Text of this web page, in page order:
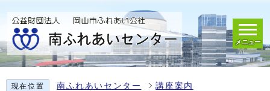
メニュー
現在位置 南ふれあいセンター 講座案内